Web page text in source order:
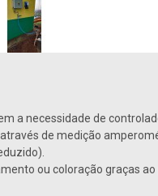
a necessidade de
de medição
ou coloração graças